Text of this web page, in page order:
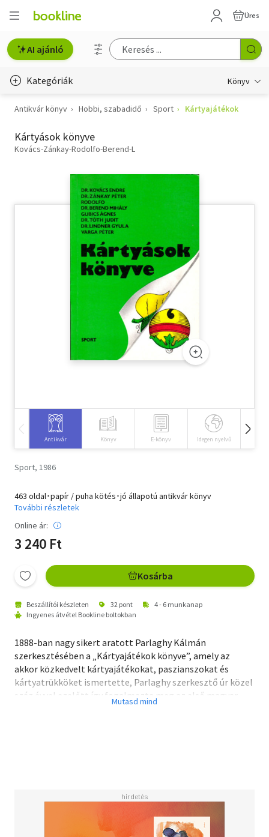
Üres
AI ajánló
Kategóriák Könyv
Életmód, egészség
Erotika
Hobbi, szabadidő
Szótár, nyelvkönyv
Társadalomtudomány
Antikvár könyv Hobbi, szabadidő Sport Kártyajátékok
Kártyások könyve
Kovács-Zánkay-Rodolfo-Berend-L
Antikvár Könyv E-könyv Idegen nyelvű
Sport, 1986
463 oldal･papír / puha kötés･jó állapotú antikvár könyv
További részletek
Online ár:
3 240 Ft
Kosárba
Beszállítói készleten 32 pont
4 - 6 munkanap
Ingyenes átvétel Bookline boltokban
1888-ban nagy sikert aratott Parlaghy Kálmán
szerkesztésében a „Kártyajátékok könyve”, amely az
akkor közkedvelt kártyajátékokat, paszianszokat és
kártyatrükköket ismertette, Parlaghy szerkesztő úr közel
száz évvel ezelőtt így fogalmazta meg az első magyar
kártyakódex célját: "A kártyázásból az elszegényedésen
fölött gyakran igen jó barátok is komolyan összevesztek